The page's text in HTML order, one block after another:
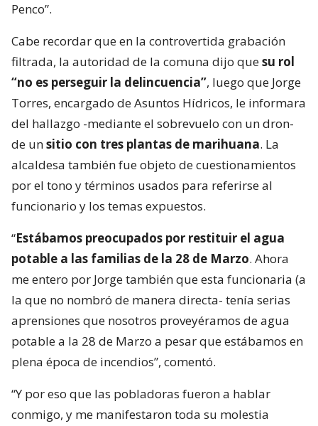
Penco”.
Cabe recordar que en la controvertida grabación
filtrada, la autoridad de la comuna dijo quesu rol
“no es perseguir la delincuencia”, luego que Jorge
Torres, encargado de Asuntos Hídricos, le informara
del hallazgo -mediante el sobrevuelo con un dron-
de unsitio con tres plantas de marihuana. La
alcaldesa también fue objeto de cuestionamientos
por el tono y términos usados para referirse al
funcionario y los temas expuestos.
“Estábamos preocupados por restituir el agua
potable a las familias de la 28 de Marzo. Ahora
me entero por Jorge también que esta funcionaria (a
la que no nombró de manera directa- tenía serias
aprensiones que nosotros proveyéramos de agua
potable a la 28 de Marzo a pesar que estábamos en
plena época de incendios”, comentó.
“Y por eso que las pobladoras fueron a hablar
conmigo, y me manifestaron toda su molestia